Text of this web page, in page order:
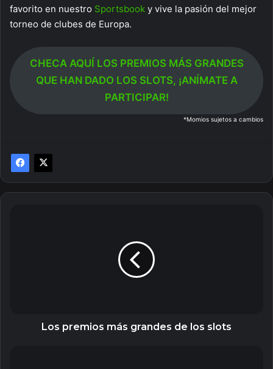
favorito en nuestro Sportsbook y vive la pasión del mejor
torneo de clubes de Europa.
CHECA AQUÍ LOS PREMIOS MÁS GRANDES
QUE HAN DADO LOS SLOTS, ¡ANÍMATE A
PARTICIPAR!
*Momios sujetos a cambios
Los premios más grandes de los slots